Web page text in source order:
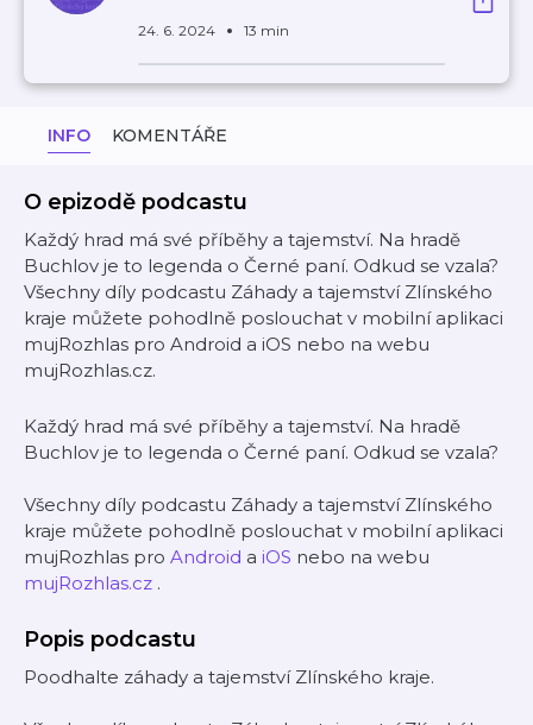
24. 6. 2024 13 min
INFO KOMENTÁŘE
O epizodě podcastu
Každý hrad má své příběhy a tajemství. Na hradě
Buchlov je to legenda o Černé paní. Odkud se vzala?
Všechny díly podcastu Záhady a tajemství Zlínského
kraje můžete pohodlně poslouchat v mobilní aplikaci
mujRozhlas pro Android a iOS nebo na webu
mujRozhlas.cz.
Každý hrad má své příběhy a tajemství. Na hradě
Buchlov je to legenda o Černé paní. Odkud se vzala?
Všechny díly podcastu Záhady a tajemství Zlínského
kraje můžete pohodlně poslouchat v mobilní aplikaci
mujRozhlas pro Android a iOS nebo na webu
mujRozhlas.cz .
Popis podcastu
Poodhalte záhady a tajemství Zlínského kraje.